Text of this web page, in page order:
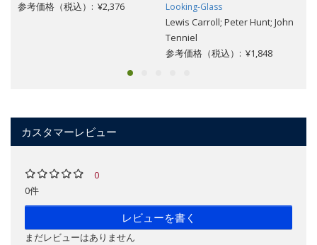
参考価格（税込）: ¥2,376
Looking-Glass
Lewis Carroll; Peter Hunt; John
Tenniel
参考価格（税込）: ¥1,848
カスタマーレビュー
0
0件
レビューを書く
まだレビューはありません